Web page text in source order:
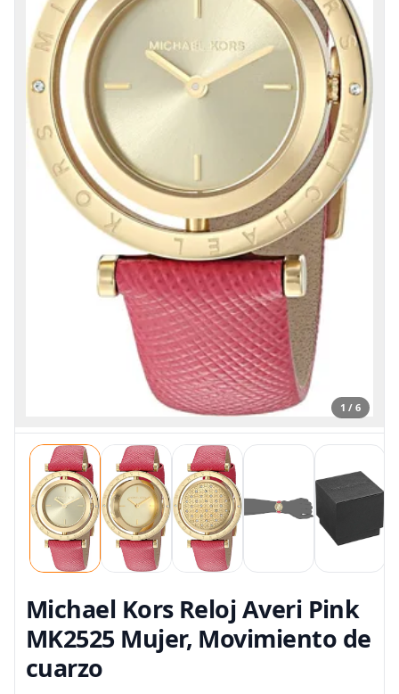
1 / 6
Michael Kors Reloj Averi Pink
MK2525 Mujer, Movimiento de
cuarzo